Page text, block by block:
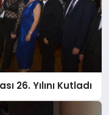
26. Yılını Kutladı